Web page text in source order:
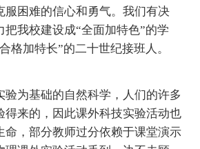
服困难的信心和勇气。我们有决
把我校建设成“全面加特色”的学
格加特长”的二十世纪接班人。
验为基础的自然科学，人们的许多
得来的，因此课外科技实验活动也
命，部分教师过分依赖于课堂演示